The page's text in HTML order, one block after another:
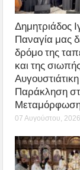
Δημητριάδος
Παναγία μας
δρόμο της
και της
Αυγουστιάτικη
Παράκληση
07 Αυγούστου, 2026